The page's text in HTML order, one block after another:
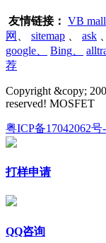
友情链接： VB mall
网
sitemap ask
google
Bing
荐
Copyright &copy;
reserved! MOSFET
粤ICP备17042062号-
打样申请
QQ咨询